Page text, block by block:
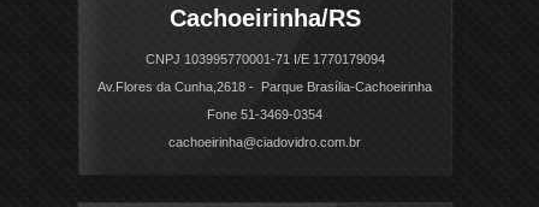
Cachoeirinha/RS
CNPJ 103995770001-71 I/E 1770179094
Av.Flores da Cunha,2618 - Parque Brasília-Cachoeirinha
Fone 51-3469-0354
cachoeirinha@ciadovidro.com.br